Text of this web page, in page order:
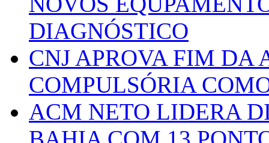
DIAGNÓSTICO
CNJ APROVA FIM DA
COMPULSÓRIA
ACM NETO LIDERA